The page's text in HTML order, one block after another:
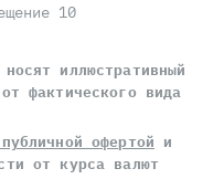
10
иллюстративный
фактического вида
офертой и
от курса валют